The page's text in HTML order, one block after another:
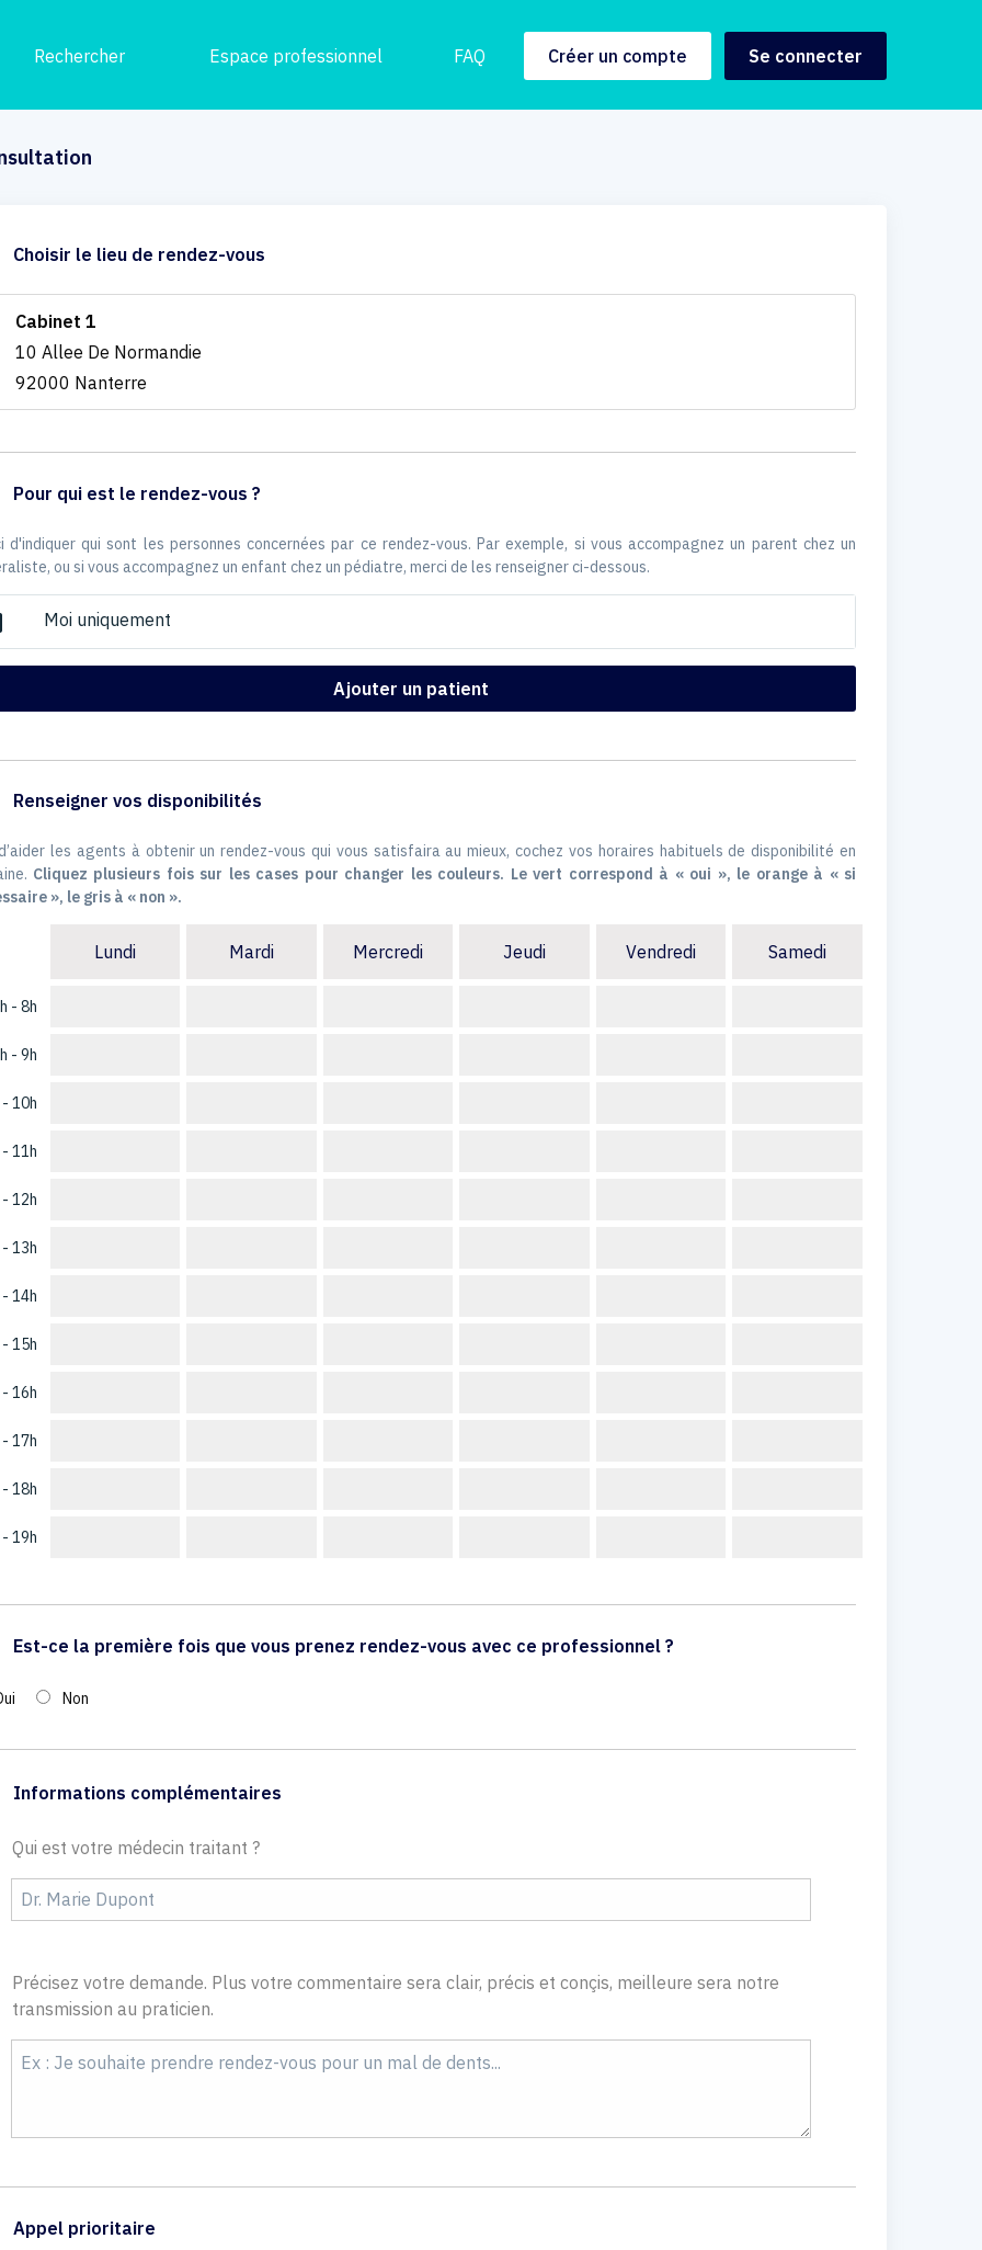
Rechercher Espace professionnel FAQ Créer un compte Se connecter
Choisir le lieu de rendez-vous
Cabinet 1
10 Allee De Normandie
92000 Nanterre
Pour qui est le rendez-vous ?
d'indiquer qui sont les personnes concernées par ce rendez-vous. Par exemple, si vous accompagnez un parent chez un
ou si vous accompagnez un enfant chez un pédiatre, merci de les renseigner ci-dessous.
Moi uniquement
Ajouter un patient
Renseigner vos disponibilités
les agents à obtenir un rendez-vous qui vous satisfaira au mieux, cochez vos horaires habituels de disponibilité en
Cliquez plusieurs fois sur les cases pour changer les couleurs. Le vert correspond à « oui », le orange à « si
», le gris à « non ».
- 8h
- 9h
10h
11h
12h
13h
14h
15h
16h
17h
18h
19h
Lundi Mardi Mercredi Jeudi Vendredi Samedi
Est-ce la première fois que vous prenez rendez-vous avec ce professionnel ?
Non
Informations complémentaires
Qui est votre médecin traitant ?
Précisez votre demande. Plus votre commentaire sera clair, précis et conçis, meilleure sera notre
transmission au praticien.
Appel prioritaire